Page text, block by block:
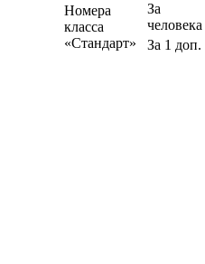
Номера
класса
«Стандарт»
За
человека
За 1 доп.